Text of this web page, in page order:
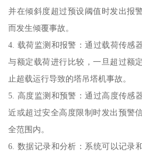
并在倾斜度超过预设阈值时发出报
而发生倾覆事故。
4. 载荷监测和报警：通过载荷传感
与额定载荷进行比较，一旦超过额
止超载运行导致的塔吊塔机事故。
5. 高度监测和预警：通过高度传感
近或超过安全高度限制时发出预警
全范围内。
6. 数据记录和分析：系统可以记录